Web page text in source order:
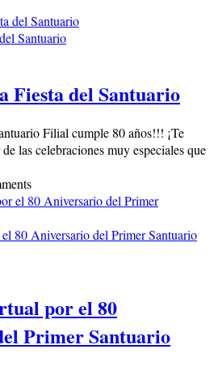
Santuario
Fiesta del Santuario
Filial cumple 80 años!!! ¡Te
las celebraciones muy especiales que
80 Aniversario del Primer Santuario
por el 80
Primer Santuario